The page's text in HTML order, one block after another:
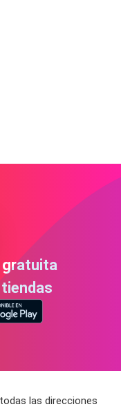
gratuita
las direcciones